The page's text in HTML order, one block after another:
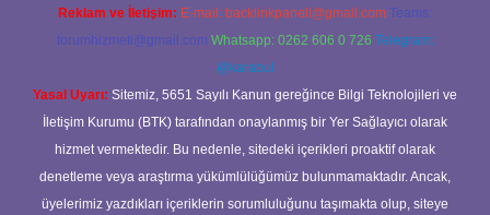
Reklam ve İletişim: E-mail: backlinkpaneli@gmail.com Teams:
forumhizmeti@gmail.com Whatsapp: 0262 606 0 726 Telegram:
@karabul
Yasal Uyarı: Sitemiz, 5651 Sayılı Kanun gereğince Bilgi Teknolojileri ve
İletişim Kurumu (BTK) tarafından onaylanmış bir Yer Sağlayıcı olarak
hizmet vermektedir. Bu nedenle, sitedeki içerikleri proaktif olarak
denetleme veya araştırma yükümlülüğümüz bulunmamaktadır. Ancak,
üyelerimiz yazdıkları içeriklerin sorumluluğunu taşımakta olup, siteye